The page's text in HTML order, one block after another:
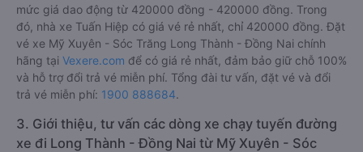
mức giá dao động từ 420000 đồng - 420000 đồng. Trong
đó, nhà xe Tuấn Hiệp có giá vé rẻ nhất, chỉ 420000 đồng. Đặt
vé xe Mỹ Xuyên - Sóc Trăng Long Thành - Đồng Nai chính
hãng tại Vexere.com để có giá rẻ nhất, đảm bảo giữ chỗ 100%
và hỗ trợ đổi trả vé miễn phí. Tổng đài tư vấn, đặt vé và đổi
trả vé miễn phí: 1900 888684.
3. Giới thiệu, tư vấn các dòng xe chạy tuyến đường
xe đi Long Thành - Đồng Nai từ Mỹ Xuyên - Sóc